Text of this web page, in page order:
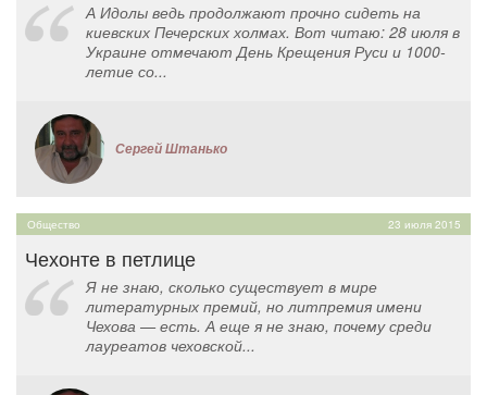
А Идолы ведь продолжают прочно сидеть на
киевских Печерских холмах. Вот читаю: 28 июля в
Украине отмечают День Крещения Руси и 1000-
летие со...
Сергей Штанько
Общество 23 июля 2015
Чехонте в петлице
Я не знаю, сколько существует в мире
литературных премий, но литпремия имени
Чехова — есть. А еще я не знаю, почему среди
лауреатов чеховской...